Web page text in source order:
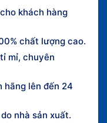
khách hàng
chất lượng cao.
mỉ, chuyên
hãng lên đến 24
nhà sản xuất.